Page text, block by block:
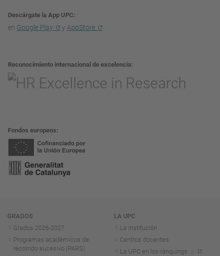
Descárgate la App UPC
en Google Play y AppStore
Reconocimiento internacional de excelencia
Fondos europeos
Navegación
GRADOS
Grados 2026-2027
Programas académicos de
recorrido sucesivo (PARS)
LA UPC
La institución
Centros docentes
La UPC en los ránquings